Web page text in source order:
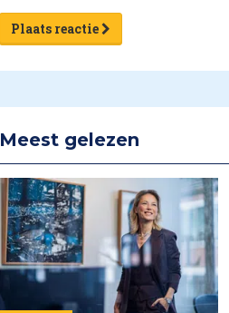
Plaats reactie
Meest gelezen